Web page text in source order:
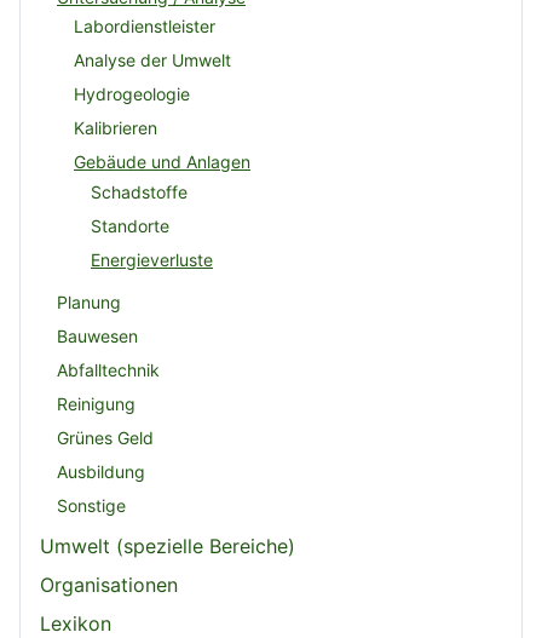
Labordienstleister
Analyse der Umwelt
Hydrogeologie
Kalibrieren
Gebäude und Anlagen
Schadstoffe
Standorte
Energieverluste
Planung
Bauwesen
Abfalltechnik
Reinigung
Grünes Geld
Ausbildung
Sonstige
Umwelt (spezielle Bereiche)
Organisationen
Lexikon